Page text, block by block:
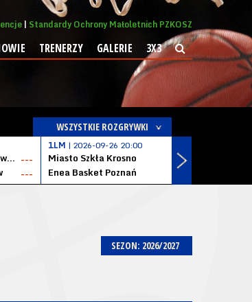
Standardy Ochrony Małoletnich PZKOSZ
TRENERZY GALERIE 3X3
WSZYSTKIE ROZGRYWKI
KSK Qemetica Noteć Inowrocław ---
---
1LM | 2026-09-26 20:00
Miasto Szkła Krosno
---
Enea Basket Poznań
SEZON: 2026/2027